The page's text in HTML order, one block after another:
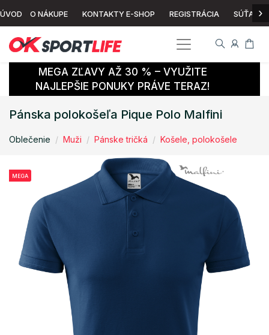
ÚVOD O NÁKUPE KONTAKTY E-SHOP REGISTRÁCIA SÚŤAŽ ›
MEGA ZĽAVY AŽ 30 % – VYUŽITE
NAJLEPŠIE PONUKY PRÁVE TERAZ!
Pánska polokošeľa Pique Polo Malfini
Oblečenie Muži Pánske tričká Košele, polokošele
MEGA